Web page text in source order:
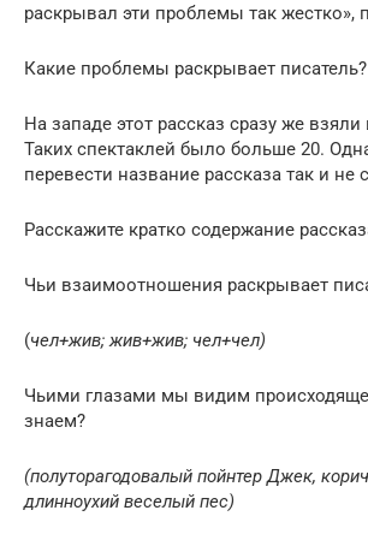
раскрывал эти проблемы так жестко»,
Какие проблемы раскрывает писатель?
На западе этот рассказ сразу же взяли
Таких спектаклей было больше 20.
перевести название рассказа так и не
Расскажите кратко содержание
Чьи взаимоотношения раскрывает
(чел+жив; жив+жив; чел+чел)
Чьими глазами мы видим
знаем?
(полуторагодовалый пойнтер Джек,
длинноухий веселый пес)